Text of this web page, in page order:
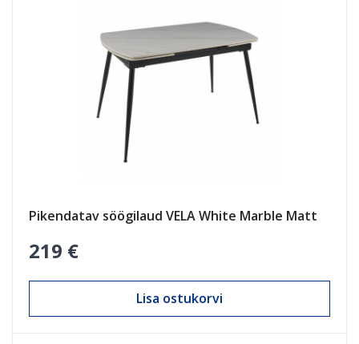
Pikendatav söögilaud VELA White Marble Matt
219 €
Lisa ostukorvi